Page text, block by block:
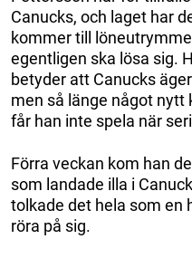
Canucks, och laget har
kommer till
egentligen ska lösa sig.
betyder att Canucks
men så länge något nytt
får han inte spela när
Förra veckan kom han
som landade illa i
tolkade det hela som en
röra på sig.